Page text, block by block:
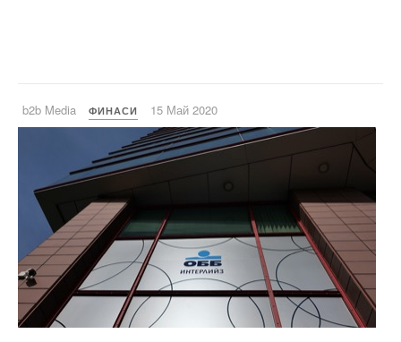
b2b Media ФИНАСИ 15 Май 2020